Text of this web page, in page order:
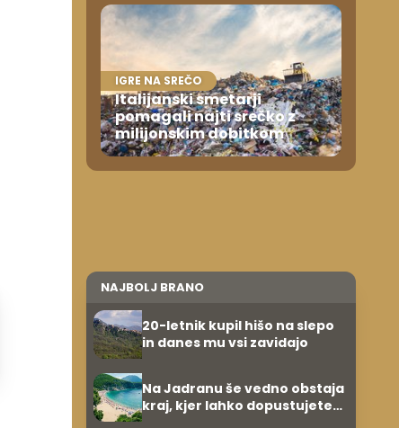
IGRE NA SREČO
Italijanski smetarji
pomagali najti srečko z
milijonskim dobitkom
NAJBOLJ BRANO
20-letnik kupil hišo na slepo
in danes mu vsi zavidajo
Na Jadranu še vedno obstaja
kraj, kjer lahko dopustujete